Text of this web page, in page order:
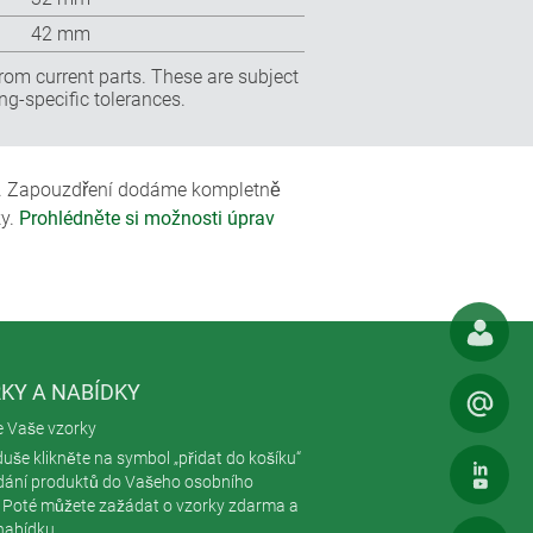
42 mm
current parts. These are subject
specific tolerances.
dodáme kompletně
Prohlédněte si možnosti úprav
A NABÍDKY
Vaše vzorky
klikněte na symbol „přidat do košíku“
produktů do Vašeho osobního
Poté můžete zažádat o vzorky zdarma a